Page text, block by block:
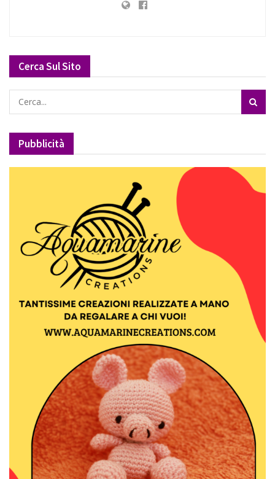
Cerca Sul Sito
Pubblicità